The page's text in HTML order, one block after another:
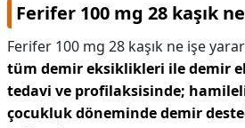
Ferifer 100 mg 28 kaşık
Ferifer 100 mg 28 kaşık ne işe
tüm demir eksiklikleri ile demir
tedavi ve profilaksisinde;
çocukluk döneminde demir